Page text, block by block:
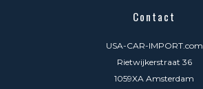
Contact
USA-CAR-IMPORT.com
Rietwijkerstraat 36
1059XA Amsterdam